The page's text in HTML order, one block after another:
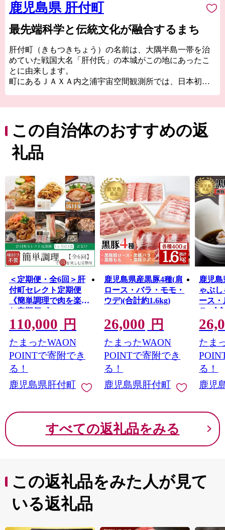
鹿児島県 肝付町
最先端科学と伝統文化が融合するまち
肝付町（きもつきちょう）の名前は、大隅半島一帯を治
めていた戦国大名「肝付氏」の本城がこの地にあったこ
とに由来します。
町にあるＪＡＸＡ内之浦宇宙空間観測所では、日本初の
た。ロケットの見学席からは打上げ直後にくる地響きと
「バリバリ」という空を引き裂くような音を間近で感じ
ることができます。
約900年の歴史を誇る肝付町の流鏑馬（やぶさめ）の射手
習を重ね、馬上から手放しで弓を射るその成長の姿は感
動を覚えます。
他にもウミガメが産卵に訪れる海岸や手つかずの樹木が
残る照葉樹林帯など史跡と自然が見どころ満載です。
この自治体のおすすめの返
礼品
＜定期便・全6回＞肝
付町セレクト定期便
《簡単調理で肉を楽し
む定期便B》
110,000 円
たまったWAON
POINTで寄附でき
る！
鹿児島県肝付町
鹿児島県産黒豚4種(肩
ロース・バラ・モモ・
ウデ)(合計約1.6kg)
26,000 円
たまったWAON
POINTで寄附でき
る！
鹿児島県肝付町
鹿児
ゃぶ
ース
ラ)(合
たま
る！
鹿児
すべての返礼品をみる
この返礼品をみた人が見て
いる返礼品